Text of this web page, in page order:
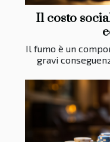
Il costo
Il fumo è un
gravi